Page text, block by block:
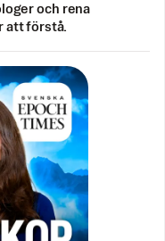
och rena
att förstå.